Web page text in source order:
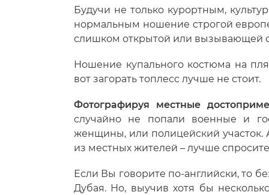
Будучи не только курортным,
нормальным ношение строгой
слишком открытой или вызывающей
Ношение купального костюма на
вот загорать топлесс лучше не стоит.
Фотографируя местные
случайно не попали военные и
женщины, или полицейский участок.
из местных жителей – лучше
Если Вы говорите по-английски, то
Дубая. Но, выучив хотя бы